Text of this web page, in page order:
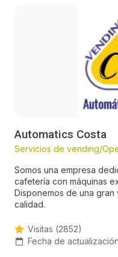
Automatics Costa
Servicios de vending/
Somos una empresa
cafetería con máquinas
Disponemos de una
calidad.
Visitas (2852)
Fecha de